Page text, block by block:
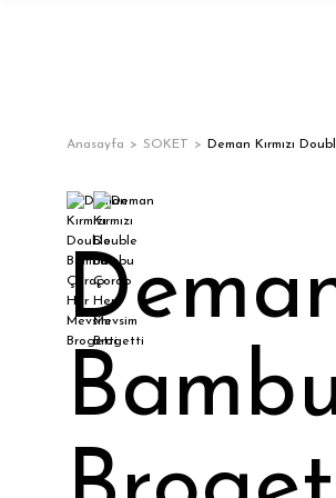
Anasayfa SOKET Deman Kırmızı